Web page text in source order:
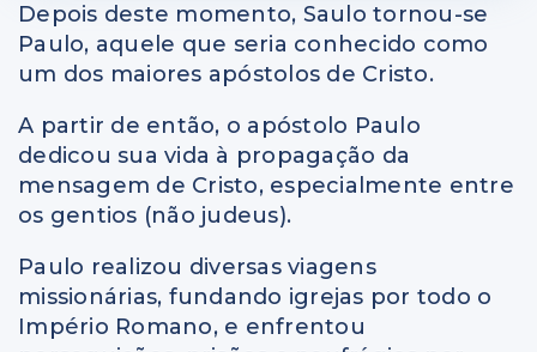
Depois deste momento, Saulo tornou-se
Paulo, aquele que seria conhecido como
um dos maiores apóstolos de Cristo.
A partir de então, o apóstolo Paulo
dedicou sua vida à propagação da
mensagem de Cristo, especialmente entre
os gentios (não judeus).
Paulo realizou diversas viagens
missionárias, fundando igrejas por todo o
Império Romano, e enfrentou